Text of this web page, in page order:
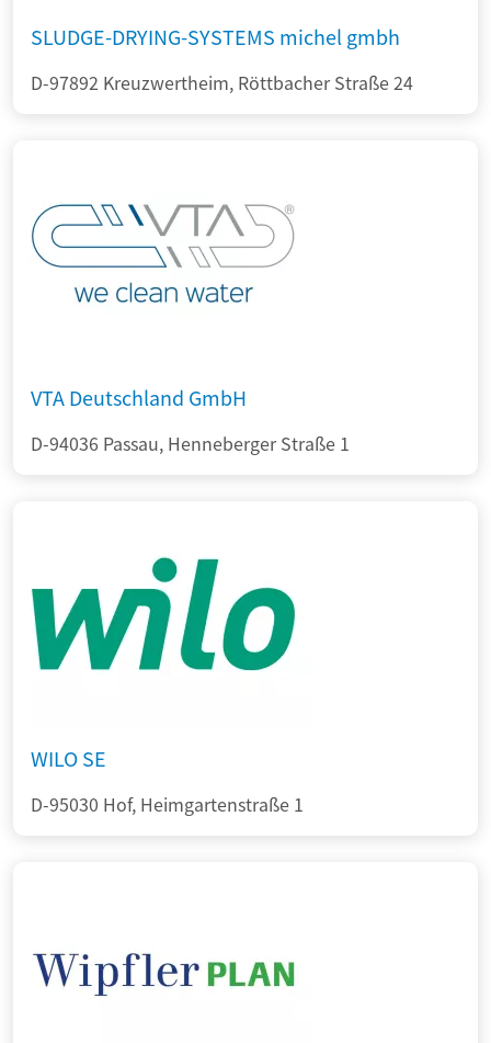
SLUDGE-DRYING-SYSTEMS michel gmbh
D-97892 Kreuzwertheim, Röttbacher Straße 24
VTA Deutschland GmbH
D-94036 Passau, Henneberger Straße 1
WILO SE
D-95030 Hof, Heimgartenstraße 1